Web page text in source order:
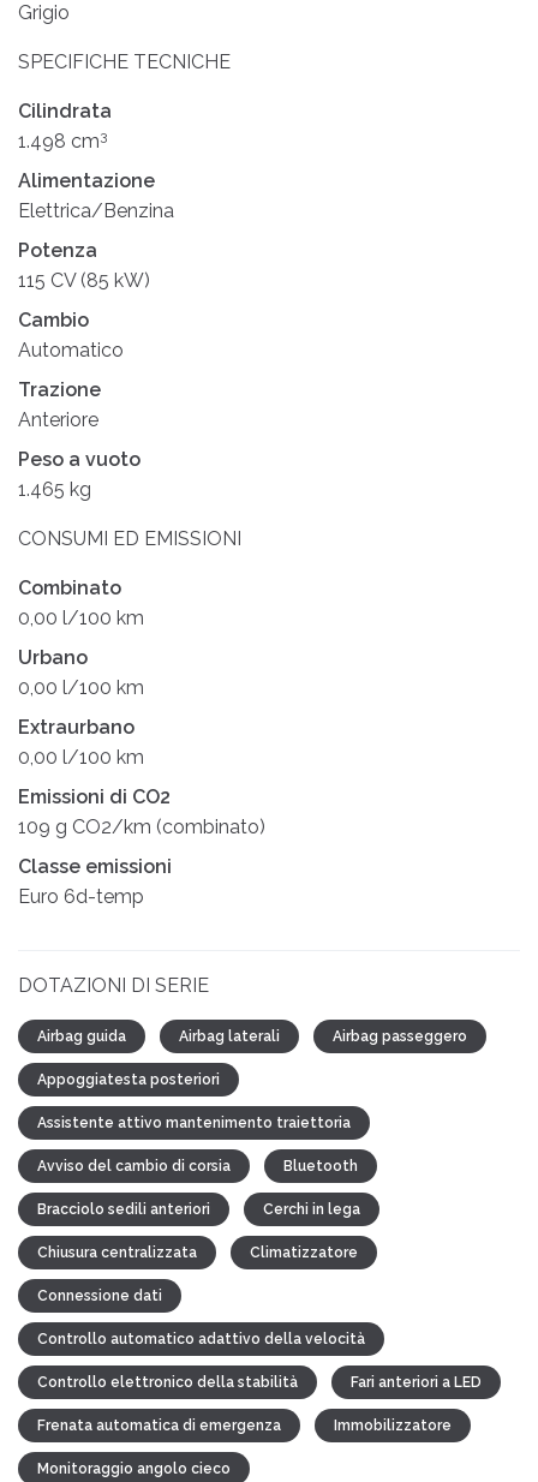
Grigio
SPECIFICHE TECNICHE
Cilindrata
1.498 cm3
Alimentazione
Elettrica/Benzina
Potenza
115 CV (85 kW)
Cambio
Automatico
Trazione
Anteriore
Peso a vuoto
1.465 kg
CONSUMI ED EMISSIONI
Combinato
0,00 l/100 km
Urbano
0,00 l/100 km
Extraurbano
0,00 l/100 km
Emissioni di CO2
109 g CO2/km (combinato)
Classe emissioni
Euro 6d-temp
DOTAZIONI DI SERIE
Airbag guida Airbag laterali Airbag passeggero
Appoggiatesta posteriori
Assistente attivo mantenimento traiettoria
Avviso del cambio di corsia Bluetooth
Bracciolo sedili anteriori Cerchi in lega
Chiusura centralizzata Climatizzatore
Connessione dati
Controllo automatico adattivo della velocità
Controllo elettronico della stabilità Fari anteriori a LED
Frenata automatica di emergenza Immobilizzatore
Monitoraggio angolo cieco